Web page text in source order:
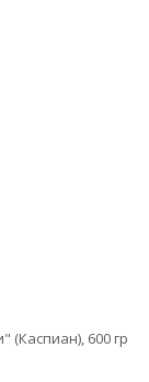
600 гр